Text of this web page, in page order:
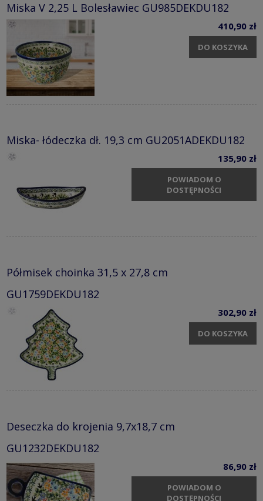
Miska V 2,25 L Bolesławiec GU985DEKDU182
410,90 zł
DO KOSZYKA
Miska- łódeczka dł. 19,3 cm GU2051ADEKDU182
135,90 zł
POWIADOM O
DOSTĘPNOŚCI
Półmisek choinka 31,5 x 27,8 cm
GU1759DEKDU182
302,90 zł
DO KOSZYKA
Deseczka do krojenia 9,7x18,7 cm
GU1232DEKDU182
86,90 zł
POWIADOM O
DOSTĘPNOŚCI